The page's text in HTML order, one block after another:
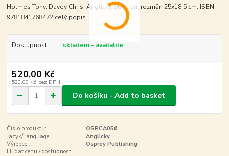
Holmes Tony, Davey Chris. Anglicky, 96 stran, rozměr: 25x18,5 cm. ISBN
9781841768472 celý popis
Dostupnost skladem - available
520,00 Kč
520,00 Kč bez DPH
Do košíku - Add to basket
Číslo produktu:
OSPCA056
Jazyk/Language:
Anglicky
Výrobce:
Osprey Publishing
Hlídat cenu / dostupnost